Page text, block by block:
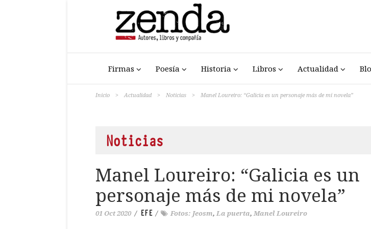
Firmas Poesía Historia Libros Actualidad
Inicio > Actualidad > Noticias > Manel Loureiro: “Galicia es un personaje más de mi novela”
Noticias
Manel Loureiro: “Galicia es un
personaje más de mi novela”
01 Oct 2020 / EFE / Fotos: Jeosm, La puerta, Manel Loureiro